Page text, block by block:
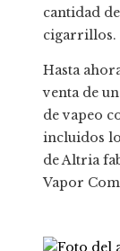
cantidad
cigarrillos.
Hasta
venta de
de vapeo
incluidos
de Altria
Vapor